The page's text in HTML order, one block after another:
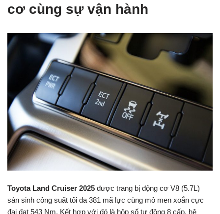
cơ cùng sự vận hành
Toyota Land Cruiser 2025 được trang bị động cơ V8 (5.7L)
sản sinh công suất tối đa 381 mã lực cùng mô men xoắn cực
đại đạt 543 Nm. Kết hợp với đó là hộp số tự động 8 cấp, hệ